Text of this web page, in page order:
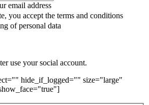
email address
you accept the terms and conditions
of personal data
use your social account.
hide_if_logged="" size="large"